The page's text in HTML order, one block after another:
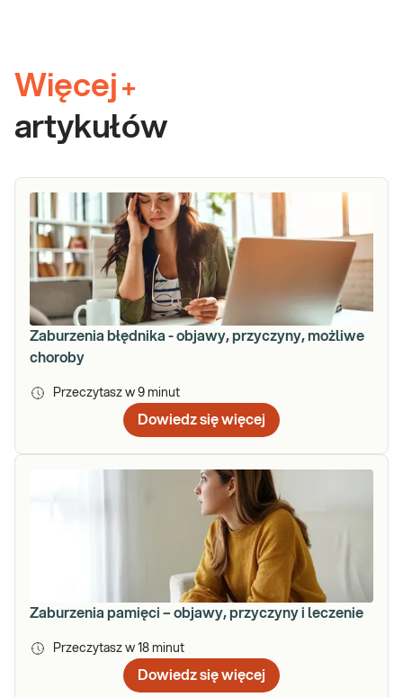
Więcej +
artykułów
Zaburzenia błędnika - objawy, przyczyny, możliwe
choroby
Przeczytasz w 9 minut
Dowiedz się więcej
Zaburzenia pamięci – objawy, przyczyny i leczenie
Przeczytasz w 18 minut
Dowiedz się więcej